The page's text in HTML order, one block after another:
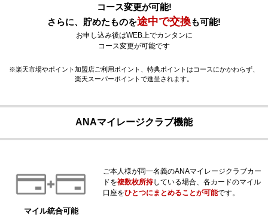
コース変更が可能!
さらに、貯めたものを途中で交換も可能!
お申し込み後はWEB上でカンタンに
コース変更が可能です
※楽天市場やポイント加盟店ご利用ポイント、特典ポイントはコースにかかわらず、
楽天スーパーポイントで進呈されます。
ANAマイレージクラブ機能
マイル統合可能
ご本人様が同一名義のANAマイレージクラブカー
ドを複数枚所持している場合、各カードのマイル
口座をひとつにまとめることが可能です。